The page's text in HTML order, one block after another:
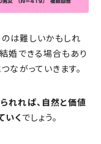
は難しいかもしれ
婚できる場合もあり
ながっていきます。
れれば、自然と価値
いくでしょう。